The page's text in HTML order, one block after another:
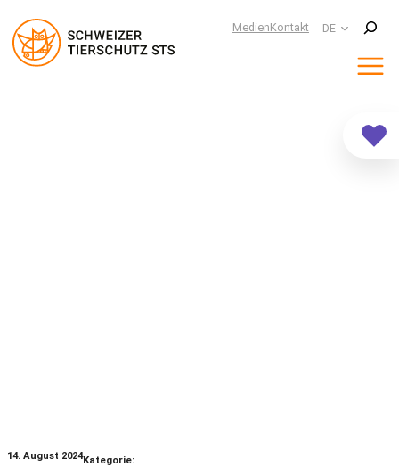
MedienKontakt DE
Suchen
14. August 2024Kategorie: